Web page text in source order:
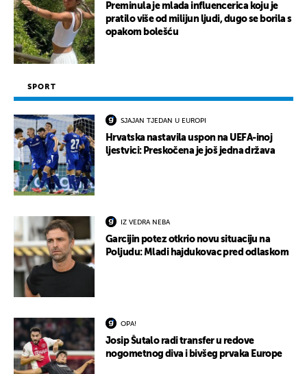
Preminula je mlada influencerica koju je
pratilo više od milijun ljudi, dugo se borila s
opakom bolešću
SPORT
SJAJAN TJEDAN U EUROPI
Hrvatska nastavila uspon na UEFA-inoj
ljestvici: Preskočena je još jedna država
IZ VEDRA NEBA
Garcijin potez otkrio novu situaciju na
Poljudu: Mladi hajdukovac pred odlaskom
OPA!
Josip Šutalo radi transfer u redove
nogometnog diva i bivšeg prvaka Europe